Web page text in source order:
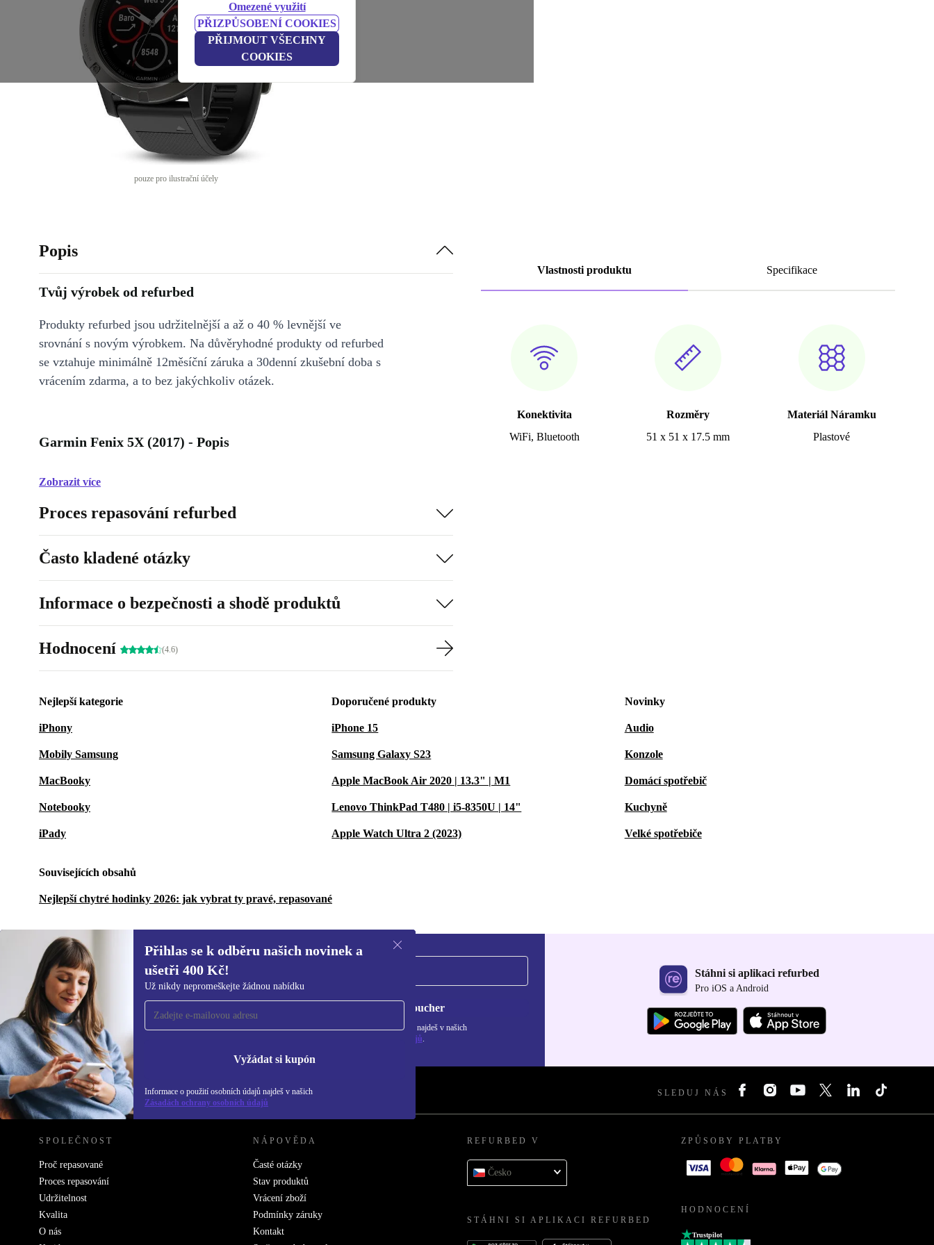
Omezené využití
PŘIZPŮSOBENÍ COOKIES
PŘIJMOUT VŠECHNY
COOKIES
pouze pro ilustrační účely
Vlastnosti produktu Specifikace
Konektivita
WiFi, Bluetooth
Rozměry
51 x 51 x 17.5 mm
Materiál Náramku
Plastové
Popis
Tvůj výrobek od refurbed
Produkty refurbed jsou udržitelnější a až o 40 % levnější ve
srovnání s novým výrobkem. Na důvěryhodné produkty od refurbed
se vztahuje minimálně 12měsíční záruka a 30denní zkušební doba s
vrácením zdarma, a to bez jakýchkoliv otázek.
Garmin Fenix 5X (2017) - Popis
Zobrazit více
Proces repasování refurbed
Často kladené otázky
Informace o bezpečnosti a shodě produktů
Hodnocení (4.6)
Nejlepší kategorie
iPhony
Mobily Samsung
MacBooky
Notebooky
iPady
Doporučené produkty
iPhone 15
Samsung Galaxy S23
Apple MacBook Air 2020 | 13.3" | M1
Lenovo ThinkPad T480 | i5-8350U | 14"
Apple Watch Ultra 2 (2023)
Novinky
Audio
Konzole
Domácí spotřebič
Kuchyně
Velké spotřebiče
Souvisejících obsahů
Nejlepší chytré hodinky 2026: jak vybrat ty pravé, repasované
Přihlas se k odběru našich novinek a
ušetři 400 Kč!
Už nikdy nepromeškejte žádnou nabídku
Vyžádat si kupón
Informace o použití osobních údajů najdeš v našich
Zásadách ochrany osobních údajů
Přihlas se k odběru našich novinek a
ušetři 400 Kč!
Už nikdy nepromeškej žádnou nabídku.
Chci voucher
Informace o použití osobních údajů najdeš v našich
Zásadách ochrany osobních údajů.
Stáhni si aplikaci refurbed
Pro iOS a Android
REFURBED ČESKO - RETHINK NEW. SLEDUJ NÁS
SPOLEČNOST
Proč repasované
Proces repasování
Udržitelnost
Kvalita
O nás
NÁPOVĚDA
Časté otázky
Stav produktů
Vrácení zboží
Podmínky záruky
Kontakt
REFURBED V
Česko
STÁHNI SI APLIKACI REFURBED
ZPŮSOBY PLATBY
HODNOCENÍ
Trustpilot